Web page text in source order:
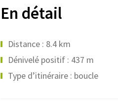
En détail
Distance : 8.4 km
Dénivelé positif : 437 m
Type d’itinéraire : boucle